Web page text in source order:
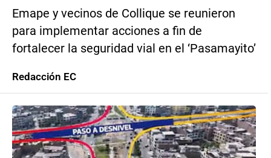
Emape y vecinos de Collique se reunieron
para implementar acciones a fin de
fortalecer la seguridad vial en el ‘Pasamayito’
Redacción EC